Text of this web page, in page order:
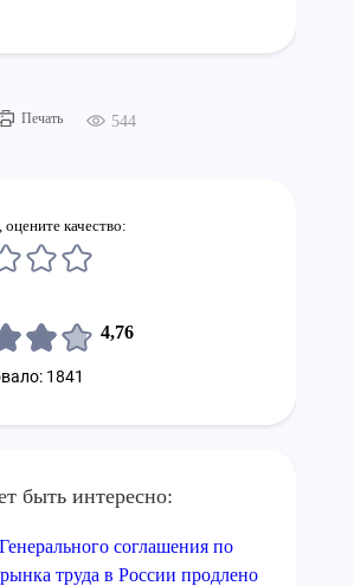
Печать 544
качество:
4,76
1841
быть интересно:
соглашения по
труда в России продлено